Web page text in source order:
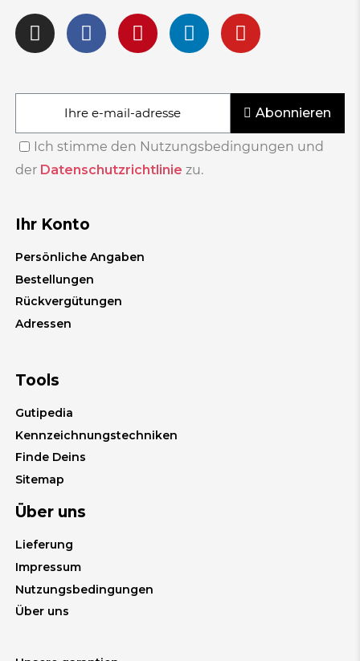
Abonnieren
Ich stimme den Nutzungsbedingungen und
der Datenschutzrichtlinie zu.
Ihr Konto
Persönliche Angaben
Bestellungen
Rückvergütungen
Adressen
Tools
Gutipedia
Kennzeichnungstechniken
Finde Deins
Sitemap
Über uns
Lieferung
Impressum
Nutzungsbedingungen
Über uns